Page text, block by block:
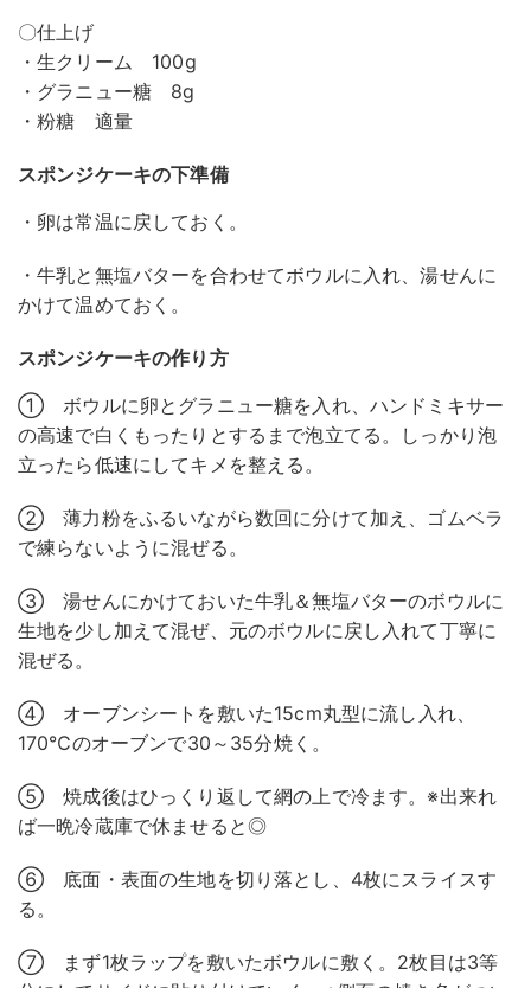
〇仕上げ
・生クリーム 100g
・グラニュー糖 8g
・粉糖 適量
スポンジケーキの下準備
・卵は常温に戻しておく。
・牛乳と無塩バターを合わせてボウルに入れ、湯せんに
かけて温めておく。
スポンジケーキの作り方
① ボウルに卵とグラニュー糖を入れ、ハンドミキサー
の高速で白くもったりとするまで泡立てる。しっかり泡
立ったら低速にしてキメを整える。
② 薄力粉をふるいながら数回に分けて加え、ゴムベラ
で練らないように混ぜる。
③ 湯せんにかけておいた牛乳＆無塩バターのボウルに
生地を少し加えて混ぜ、元のボウルに戻し入れて丁寧に
混ぜる。
④ オーブンシートを敷いた15cm丸型に流し入れ、
170℃のオーブンで30～35分焼く。
⑤ 焼成後はひっくり返して網の上で冷ます。※出来れ
ば一晩冷蔵庫で休ませると◎
⑥ 底面・表面の生地を切り落とし、4枚にスライスす
る。
⑦ まず1枚ラップを敷いたボウルに敷く。2枚目は3等